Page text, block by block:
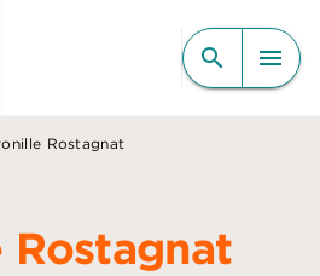
CONTENU
search menu
Rostagnat